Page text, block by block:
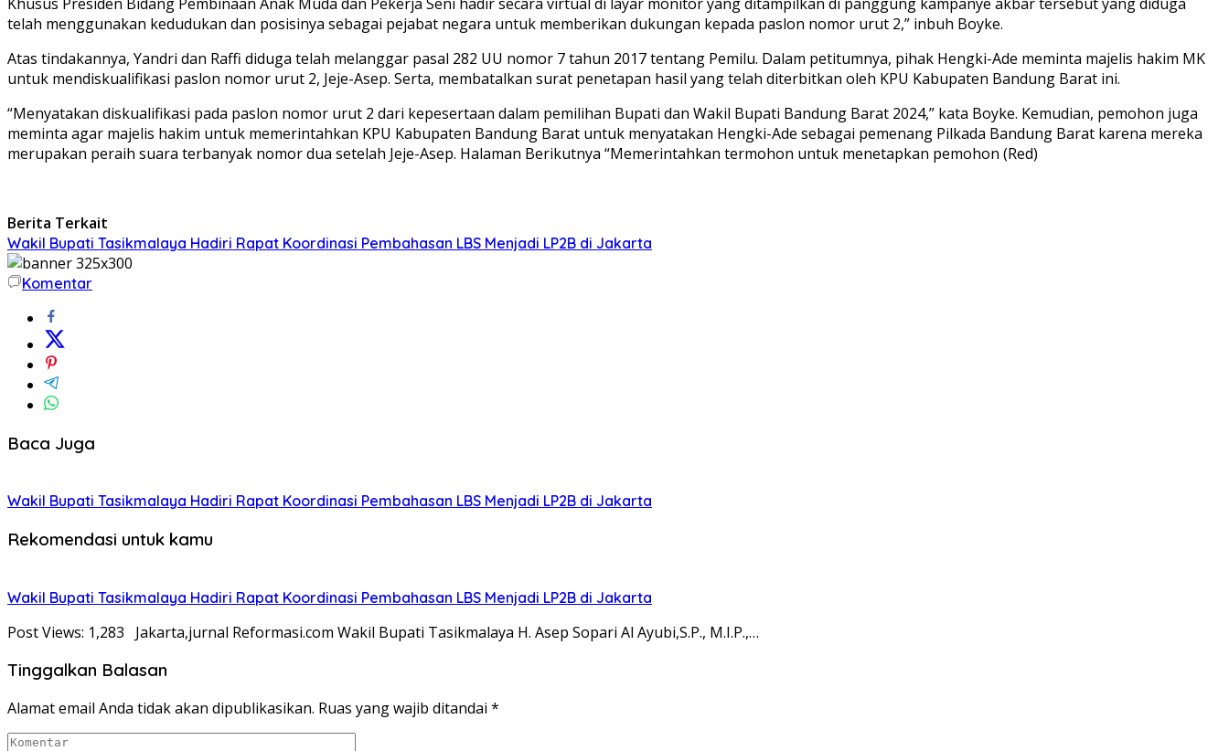
telah menggunakan kedudukan dan posisinya sebagai pejabat negara untuk memberikan dukungan kepada paslon nomor urut 2,” inbuh Boyke.
Atas tindakannya, Yandri dan Raffi diduga telah melanggar pasal 282 UU nomor 7 tahun 2017 tentang Pemilu. Dalam petitumnya, pihak Hengki-Ade meminta majelis hakim MK
untuk mendiskualifikasi paslon nomor urut 2, Jeje-Asep. Serta, membatalkan surat penetapan hasil yang telah diterbitkan oleh KPU Kabupaten Bandung Barat ini.
“Menyatakan diskualifikasi pada paslon nomor urut 2 dari kepesertaan dalam pemilihan Bupati dan Wakil Bupati Bandung Barat 2024,” kata Boyke. Kemudian, pemohon juga
meminta agar majelis hakim untuk memerintahkan KPU Kabupaten Bandung Barat untuk menyatakan Hengki-Ade sebagai pemenang Pilkada Bandung Barat karena mereka
merupakan peraih suara terbanyak nomor dua setelah Jeje-Asep. Halaman Berikutnya “Memerintahkan termohon untuk menetapkan pemohon (Red)
Berita Terkait
Wakil Bupati Tasikmalaya Hadiri Rapat Koordinasi Pembahasan LBS Menjadi LP2B di Jakarta
Komentar
Baca Juga
Wakil Bupati Tasikmalaya Hadiri Rapat Koordinasi Pembahasan LBS Menjadi LP2B di Jakarta
Rekomendasi untuk kamu
Wakil Bupati Tasikmalaya Hadiri Rapat Koordinasi Pembahasan LBS Menjadi LP2B di Jakarta
Post Views: 1,283 Jakarta,jurnal Reformasi.com Wakil Bupati Tasikmalaya H. Asep Sopari Al Ayubi,S.P., M.I.P.,…
Tinggalkan Balasan
Alamat email Anda tidak akan dipublikasikan. Ruas yang wajib ditandai *